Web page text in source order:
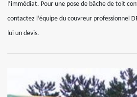
l’immédiat. Pour une pose de bâche de toit
contactez l’équipe du couvreur professionnel
lui un devis.